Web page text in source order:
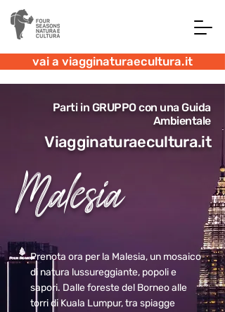
vai a viagginaturaecultura.it
Parti in GRUPPO con una Guida
Ambientale
Viagginaturaecultura.it
Malesia
Prenota ora per la Malesia, un mosaico
di natura lussureggiante, popoli e
sapori. Dalle foreste del Borneo alle
torri di Kuala Lumpur, tra spiagge